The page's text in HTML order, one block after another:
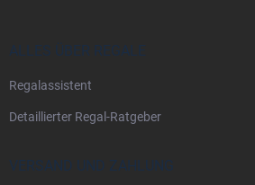
ALLES ÜBER REGALE
Regalassistent
Detaillierter Regal-Ratgeber
VERSAND UND ZAHLUNG